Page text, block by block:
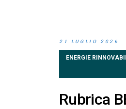
21 LUGLIO 2026
ENERGIE
Rubrica